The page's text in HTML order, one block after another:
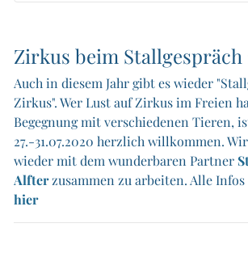
Zirkus beim Stallgespräch
Auch in diesem Jahr gibt es wieder
Zirkus". Wer Lust auf Zirkus im Freien
Begegnung mit verschiedenen Tieren,
27.-31.07.2020 herzlich willkommen.
wieder mit dem wunderbaren Partner
Alfterzusammen zu arbeiten. Alle
hier